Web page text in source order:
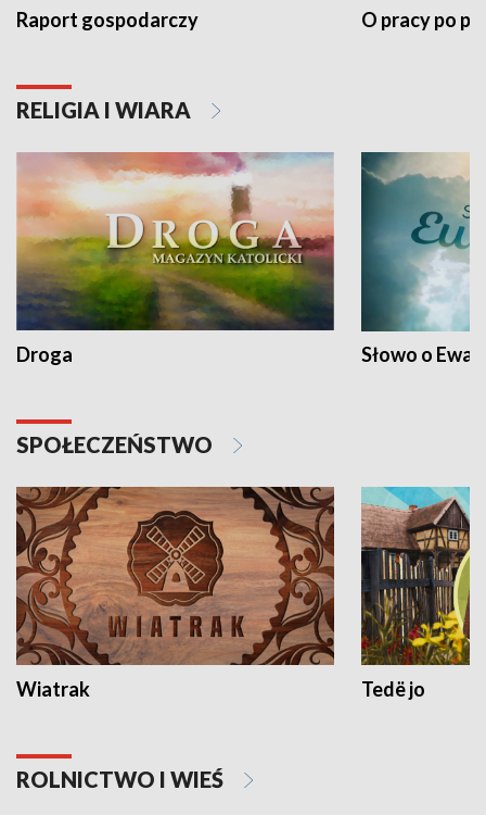
Raport gospodarczy O pracy po
RELIGIA I WIARA
Droga Słowo o
SPOŁECZEŃSTWO
Wiatrak Tedë jo
ROLNICTWO I WIEŚ